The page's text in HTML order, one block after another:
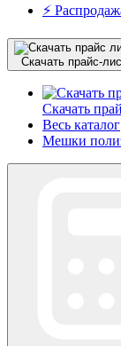
⚡️
Скачать прайс-
Скачать
Весь каталог
Мешки